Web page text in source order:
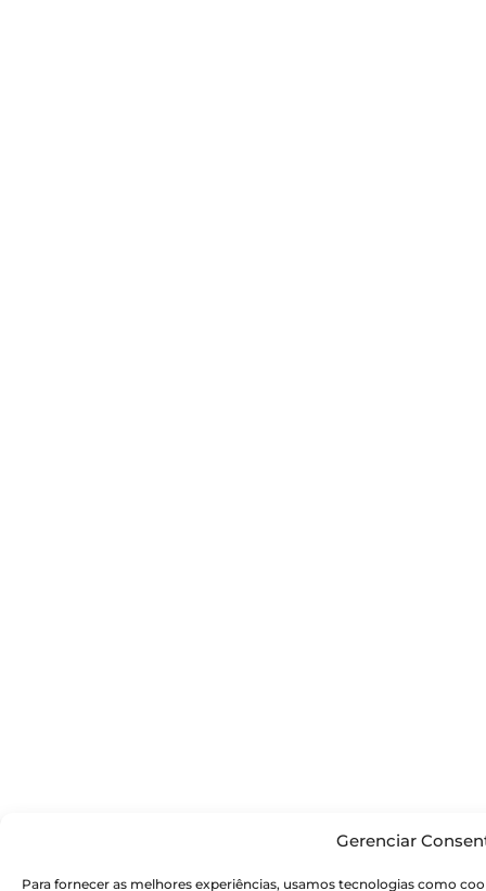
Gerenciar
Para fornecer as melhores experiências, usamos tecnologias como